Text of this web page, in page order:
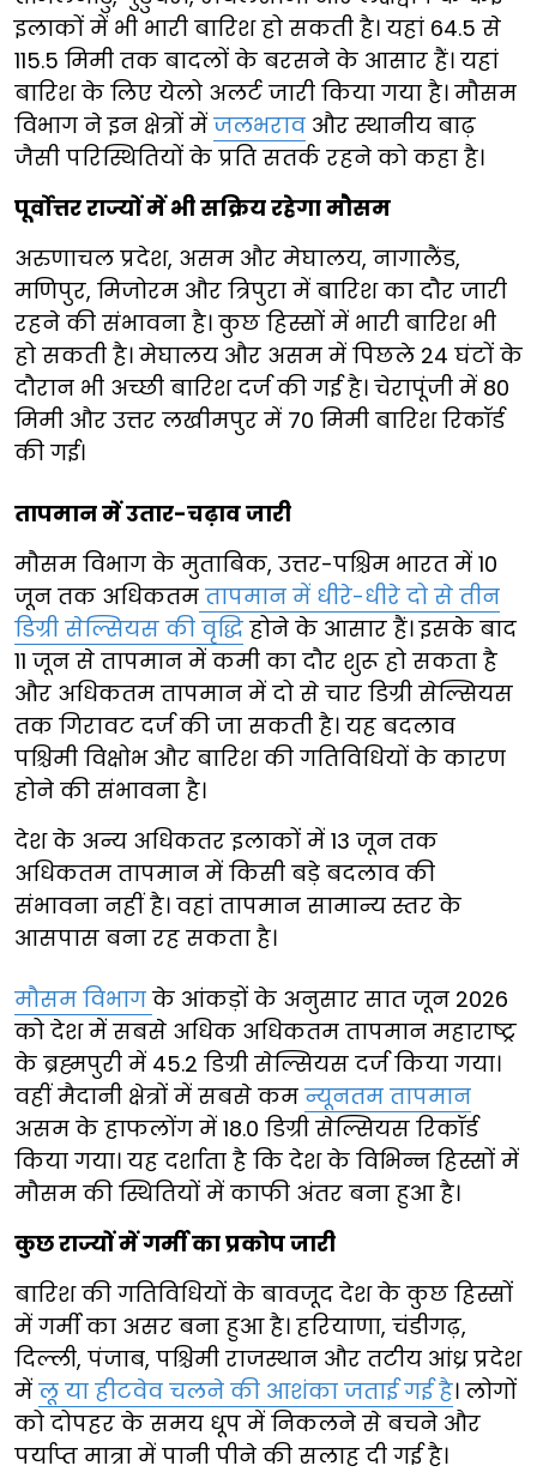
इलाकों में भी भारी बारिश हो सकती है। यहां 64.5 से
115.5 मिमी तक बादलों के बरसने के आसार हैं। यहां
बारिश के लिए येलो अलर्ट जारी किया गया है। मौसम
विभाग ने इन क्षेत्रों में जलभराव और स्थानीय बाढ़
जैसी परिस्थितियों के प्रति सतर्क रहने को कहा है।
पूर्वोत्तर राज्यों में भी सक्रिय रहेगा मौसम
अरुणाचल प्रदेश, असम और मेघालय, नागालैंड,
मणिपुर, मिजोरम और त्रिपुरा में बारिश का दौर जारी
रहने की संभावना है। कुछ हिस्सों में भारी बारिश भी
हो सकती है। मेघालय और असम में पिछले 24 घंटों के
दौरान भी अच्छी बारिश दर्ज की गई है। चेरापूंजी में 80
मिमी और उत्तर लखीमपुर में 70 मिमी बारिश रिकॉर्ड
की गई।
तापमान में उतार-चढ़ाव जारी
मौसम विभाग के मुताबिक, उत्तर-पश्चिम भारत में 10
जून तक अधिकतम तापमान में धीरे-धीरे दो से तीन
डिग्री सेल्सियस की वृद्धि होने के आसार हैं। इसके बाद
11 जून से तापमान में कमी का दौर शुरू हो सकता है
और अधिकतम तापमान में दो से चार डिग्री सेल्सियस
तक गिरावट दर्ज की जा सकती है। यह बदलाव
पश्चिमी विक्षोभ और बारिश की गतिविधियों के कारण
होने की संभावना है।
देश के अन्य अधिकतर इलाकों में 13 जून तक
अधिकतम तापमान में किसी बड़े बदलाव की
संभावना नहीं है। वहां तापमान सामान्य स्तर के
आसपास बना रह सकता है।
मौसम विभाग के आंकड़ों के अनुसार सात जून 2026
को देश में सबसे अधिक अधिकतम तापमान महाराष्ट्र
के ब्रह्मपुरी में 45.2 डिग्री सेल्सियस दर्ज किया गया।
वहीं मैदानी क्षेत्रों में सबसे कम न्यूनतम तापमान
असम के हाफलोंग में 18.0 डिग्री सेल्सियस रिकॉर्ड
किया गया। यह दर्शाता है कि देश के विभिन्न हिस्सों में
मौसम की स्थितियों में काफी अंतर बना हुआ है।
कुछ राज्यों में गर्मी का प्रकोप जारी
बारिश की गतिविधियों के बावजूद देश के कुछ हिस्सों
में गर्मी का असर बना हुआ है। हरियाणा, चंडीगढ़,
दिल्ली, पंजाब, पश्चिमी राजस्थान और तटीय आंध्र प्रदेश
में लू या हीटवेव चलने की आशंका जताई गई है। लोगों
को दोपहर के समय धूप में निकलने से बचने और
पर्याप्त मात्रा में पानी पीने की सलाह दी गई है।